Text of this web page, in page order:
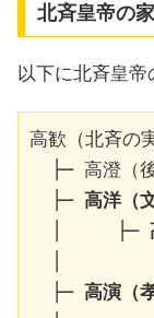
北斉皇帝の
以下に北斉皇帝
高歓（北斉の
├─ 高澄（
  ├─
高洋（
  │     ├─
  ├─
高演（